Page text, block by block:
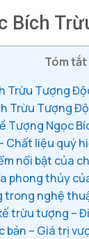
Bích
Tóm
Trừu Tượng
Trừu Tượng
Tượng Ngọc
Chất liệu quý
nổi bật của
phong thủy
trong nghệ
trừu tượng –
bản – Giá trị